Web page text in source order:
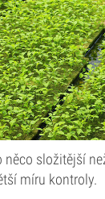
složitější
míru kontroly.